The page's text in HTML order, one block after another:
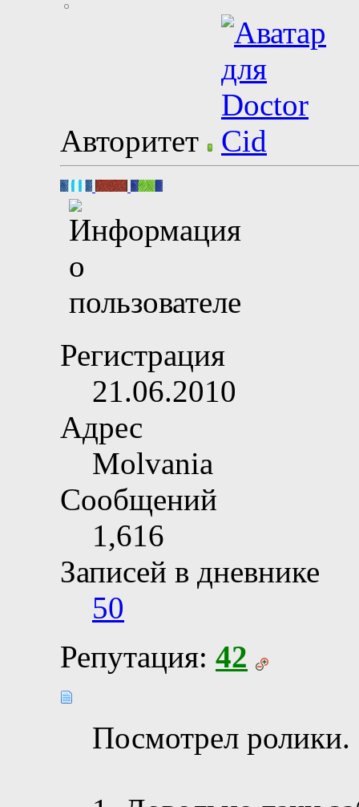
Авторитет
Регистрация
21.06.2010
Адрес
Molvania
Сообщений
1,616
Записей в дневнике
50
Репутация: 42
Посмотрел ролики.